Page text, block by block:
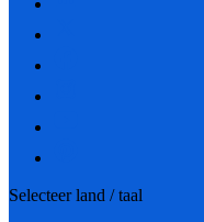
Selecteer land / taal